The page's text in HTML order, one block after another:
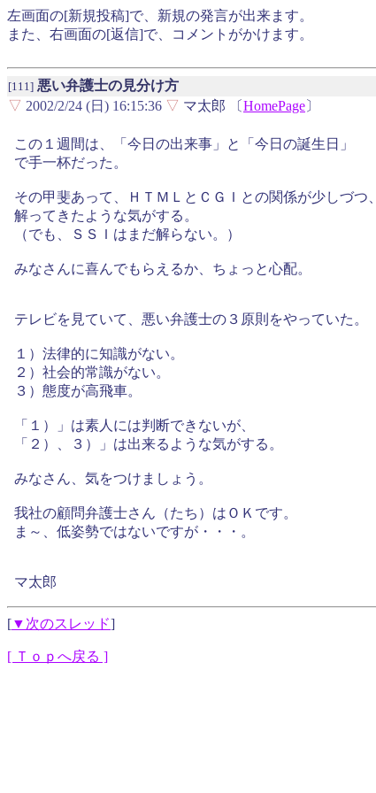
左画面の[新規投稿]で、新規の発言が出来ます。
また、右画面の[返信]で、コメントがかけます。
[111] 悪い弁護士の見分け方
▽ 2002/2/24 (日) 16:15:36 ▽ マ太郎 〔HomePage〕
この１週間は、「今日の出来事」と「今日の誕生日」
で手一杯だった。
その甲斐あって、ＨＴＭＬとＣＧＩとの関係が少しづつ、
解ってきたような気がする。
（でも、ＳＳＩはまだ解らない。）
みなさんに喜んでもらえるか、ちょっと心配。
テレビを見ていて、悪い弁護士の３原則をやっていた。
１）法律的に知識がない。
２）社会的常識がない。
３）態度が高飛車。
「１）」は素人には判断できないが、
「２）、３）」は出来るような気がする。
みなさん、気をつけましょう。
我社の顧問弁護士さん（たち）はＯＫです。
ま～、低姿勢ではないですが・・・。
マ太郎
[▼次のスレッド]
[ Ｔｏｐへ戻る ]